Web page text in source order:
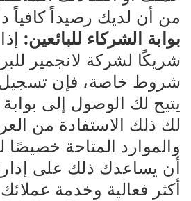
من أن لديك رصيداً كافياً
بوابة الشركاء للبائعين:
شريكًا لشركة لانجمير
شروط خاصة، فإن تسجيل
يتيح لك الوصول إلى بوابة
لك ذلك الاستفادة من
والموارد المتاحة
أن يساعدك ذلك على
أكثر فعالية وخدمة